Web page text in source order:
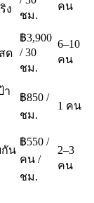
ง
ชม.
คน
ด
฿3,900
/ 30
ชม.
6–10
คน
า
฿850 /
ชม.
1 คน
กัน
฿550 /
คน /
ชม.
2–3
คน